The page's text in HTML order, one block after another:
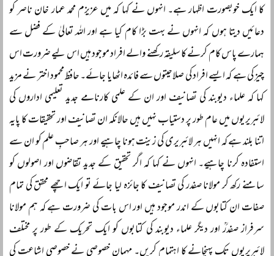
کا ایک خوبصورت اظہار ہے۔ انہوں نے کہا کہ میں عزیزم محمد عمار خان ناصر کو
دعائیں دیتا ہوں کہ انہوں نے بہت بڑا کام کیا ہے اور اللہ تعالیٰ کے فضل سے
ہمارے پاس کام کرنے کا سلیقہ رکھنے والے افراد موجود ہیں اس لیے ضرورت اس
چیز کی ہے کہ ایسے افراد کی صلاحیتوں سے فائدہ اٹھایا جائے۔ حافظ محمود اختر نے مزید
کہا کہ علماء دیوبند کی تصانیف اور ان کے علمی کارنامے جدید تعلیمی اداروں کی
لائبریریوں میں عام طور پر دستیاب نہیں ہیں حالانکہ ان تصانیف اور تحقیقات کا پایہ
اتنا بلند ہے کہ انہیں ہر لائبریری کی زینت ہونا چاہیے اور ہر صاحبِ علم کو ان سے
استفادہ کرنا چاہیے۔ انہوں نے کہا کہ اگر تحقیق کے جدید تقاضوں اور اصولوں کو
سامنے رکھ کر مولانا صفدر کی تصانیف کا جائزہ لیا جائے تو ایک اچھے محقق کی تمام
صفات ان کتابوں کے اندر موجود ہیں اور اس بات کی ضرورت ہے کہ ہم مولانا
سرفراز صفدرؒ اور دیگر علماء دیوبند کی کتابوں کو ایک تحریک کے طور پر مختلف